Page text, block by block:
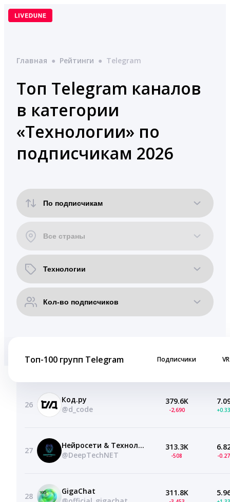
Перейти
Главная ● Рейтинги ● Telegram
Топ Telegram каналов
в категории
«Технологии» по
подписчикам 2026
Топ-100 групп Telegram Подписчики VR
26
Код.ру
@d_code
379.6K
-2,690
27
Нейросети & Технологии | DeepTech
@DeepTechNET
313.3K
-508 -
28
GigaChat
311.8K